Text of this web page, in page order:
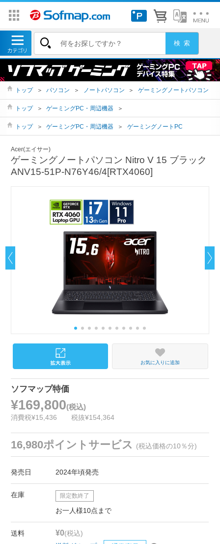
トップ ＞ パソコン ＞ ノートパソコン ＞ ゲーミングノートパソコン
トップ ＞ ゲーミングPC・周辺機器 ＞
トップ ＞ ゲーミングPC・周辺機器 ＞ ゲーミングノートPC
Acer(エイサー)
ゲーミングノートパソコン Nitro V 15 ブラック
ANV15-51P-N76Y46/4[RTX4060]
お気に入りに追加
ソフマップ特価
¥169,800(税込)
消費税¥15,436 税抜¥154,364
16,980ポイントサービス (税込価格の10％分)
発売日 2024年頃発売
在庫 限定数終了
お一人様10点まで
送料 ¥0(税込)